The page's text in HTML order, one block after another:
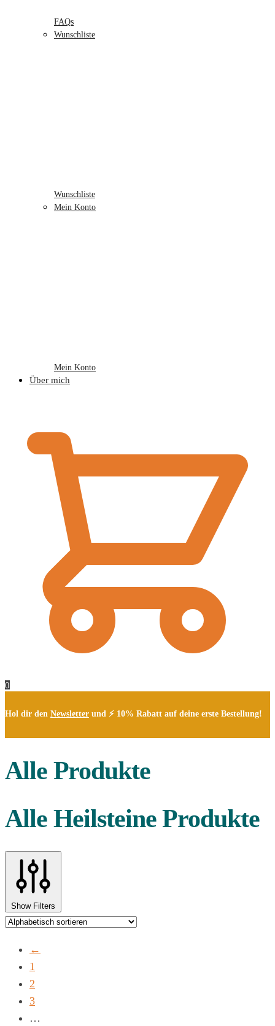
FAQs
Wunschliste
Wunschliste
Mein Konto
Mein Konto
Über mich
0
Hol dir den Newsletter und ⚡ 10% Rabatt auf deine erste Bestellung!
Alle Produkte
Alle Heilsteine Produkte
Show Filters
←
1
2
3
…